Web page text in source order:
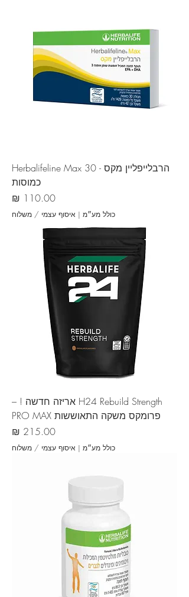
הרבלייפליין מקס - Herbalifeline Max 30
כמוסות
מחיר
כולל מע״מ | איסוף עצמי / משלוח
H24 Rebuild Strength אריזה חדשה ! –
פרומקס משקה התאוששות PRO MAX
מחיר
כולל מע״מ | איסוף עצמי / משלוח